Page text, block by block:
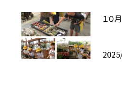
１０